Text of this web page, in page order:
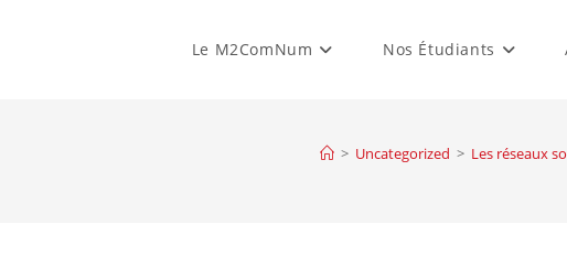
Le M2ComNum Nos Étudiants
> Uncategorized > Les réseaux